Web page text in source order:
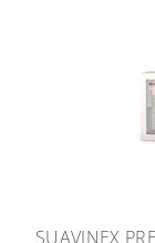
SUAVINEX